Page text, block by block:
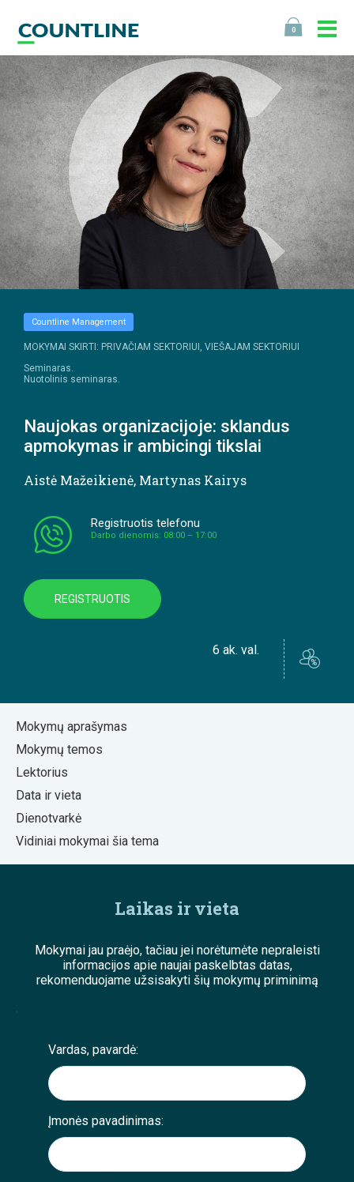
0
Countline Management
MOKYMAI SKIRTI: PRIVAČIAM SEKTORIUI, VIEŠAJAM SEKTORIUI
Seminaras.
Nuotolinis seminaras.
Naujokas organizacijoje: sklandus
apmokymas ir ambicingi tikslai
Aistė Mažeikienė, Martynas Kairys
Registruotis telefonu
Darbo dienomis: 08:00 – 17:00
REGISTRUOTIS
6 ak. val.
Mokymų aprašymas
Mokymų temos
Lektorius
Data ir vieta
Dienotvarkė
Vidiniai mokymai šia tema
Laikas ir vieta
Mokymai jau praėjo, tačiau jei norėtumėte nepraleisti
informacijos apie naujai paskelbtas datas,
rekomenduojame užsisakyti šių mokymų priminimą
;
Vardas, pavardė:
Įmonės pavadinimas: